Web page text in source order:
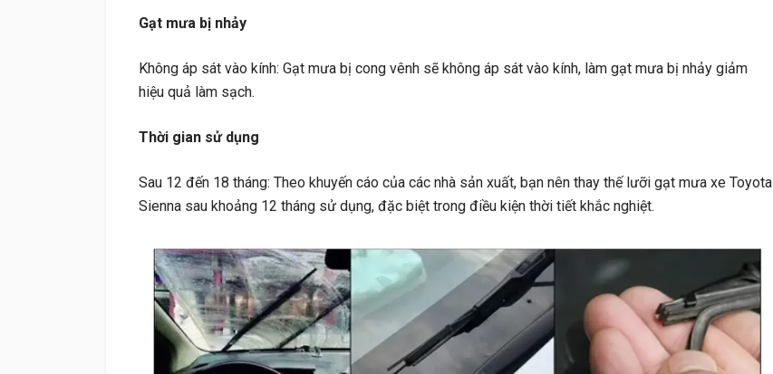
Gạt mưa bị nhảy
Không áp sát vào kính: Gạt mưa bị cong vênh sẽ không áp sát vào kính, làm gạt mưa bị nhảy giảm
hiệu quả làm sạch.
Thời gian sử dụng
Sau 12 đến 18 tháng: Theo khuyến cáo của các nhà sản xuất, bạn nên thay thế lưỡi gạt mưa xe Toyota
Sienna sau khoảng 12 tháng sử dụng, đặc biệt trong điều kiện thời tiết khắc nghiệt.